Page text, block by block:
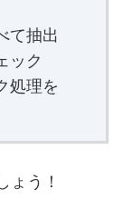
て抽出
ック
処理を
ょう！